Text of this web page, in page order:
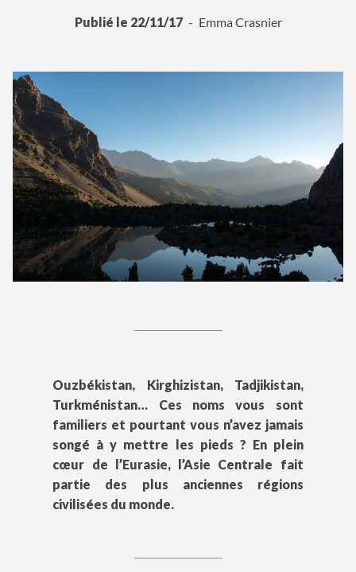
Publié le 22/11/17 Emma Crasnier
Ouzbékistan, Kirghizistan, Tadjikistan,
Turkménistan… Ces noms vous sont
familiers et pourtant vous n’avez jamais
songé à y mettre les pieds ? En plein
cœur de l’Eurasie, l’Asie Centrale fait
partie des plus anciennes régions
civilisées du monde.